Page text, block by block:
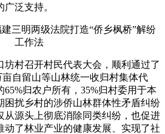
泛支持。
村召开村民代表大会，顺利通过了
亩自留山等山林统一收归村集体代
归农户所有，35%归村委用于本
困扰乡村的涉侨山林群体性矛盾纠纷
从源头上彻底消除同类纠纷，也促进
动了林业产业的健康发展、实现了社